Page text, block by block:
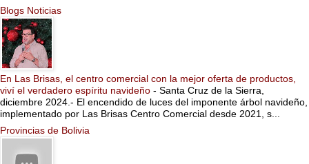
Blogs Noticias
En Las Brisas, el centro comercial con la mejor oferta de productos,
viví el verdadero espíritu navideño - Santa Cruz de la Sierra,
diciembre 2024.- El encendido de luces del imponente árbol navideño,
implementado por Las Brisas Centro Comercial desde 2021, s...
Provincias de Bolivia